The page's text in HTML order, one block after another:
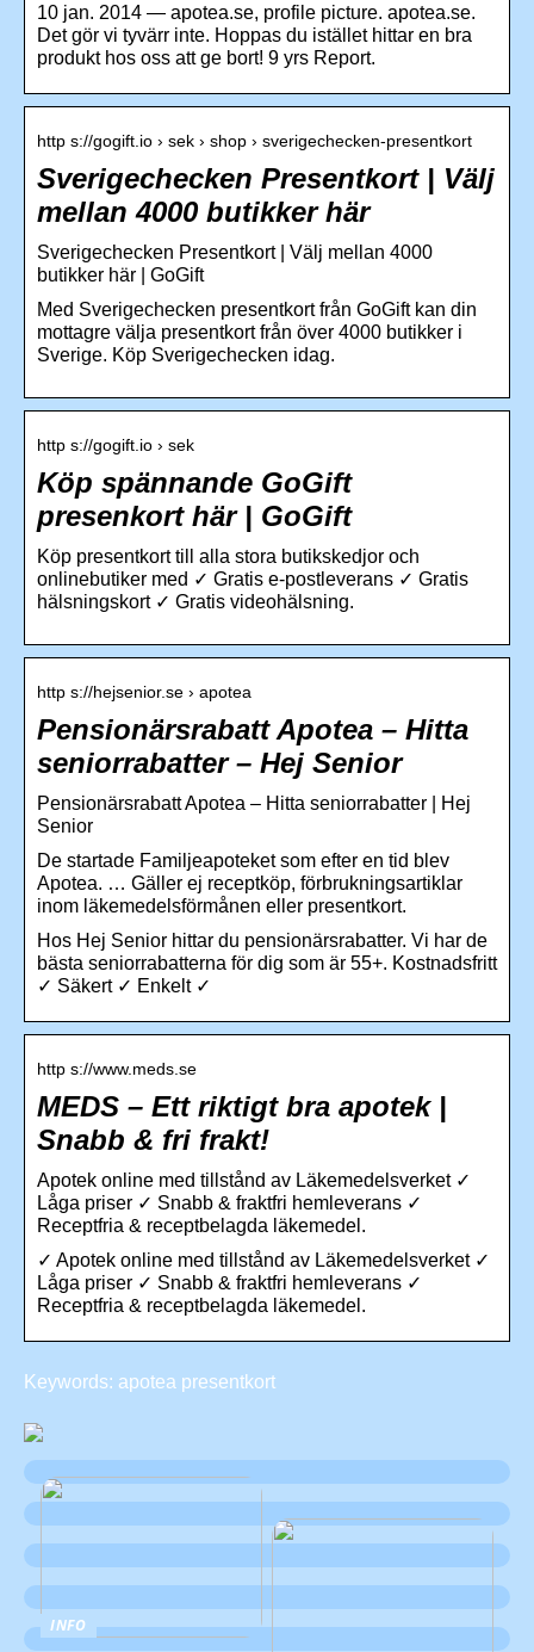
10 jan. 2014 — apotea.se, profile picture. apotea.se.
Det gör vi tyvärr inte. Hoppas du istället hittar en bra
produkt hos oss att ge bort! 9 yrs Report.
http s://gogift.io › sek › shop › sverigechecken-presentkort
Sverigechecken Presentkort | Välj
mellan 4000 butikker här
Sverigechecken Presentkort | Välj mellan 4000
butikker här | GoGift
Med Sverigechecken presentkort från GoGift kan din
mottagre välja presentkort från över 4000 butikker i
Sverige. Köp Sverigechecken idag.
http s://gogift.io › sek
Köp spännande GoGift
presenkort här | GoGift
Köp presentkort till alla stora butikskedjor och
onlinebutiker med ✓ Gratis e-postleverans ✓ Gratis
hälsningskort ✓ Gratis videohälsning.
http s://hejsenior.se › apotea
Pensionärsrabatt Apotea – Hitta
seniorrabatter – Hej Senior
Pensionärsrabatt Apotea – Hitta seniorrabatter | Hej
Senior
De startade Familjeapoteket som efter en tid blev
Apotea. … Gäller ej receptköp, förbrukningsartiklar
inom läkemedelsförmånen eller presentkort.
Hos Hej Senior hittar du pensionärsrabatter. Vi har de
bästa seniorrabatterna för dig som är 55+. Kostnadsfritt
✓ Säkert ✓ Enkelt ✓
http s://www.meds.se
MEDS – Ett riktigt bra apotek |
Snabb & fri frakt!
Apotek online med tillstånd av Läkemedelsverket ✓
Låga priser ✓ Snabb & fraktfri hemleverans ✓
Receptfria & receptbelagda läkemedel.
✓ Apotek online med tillstånd av Läkemedelsverket ✓
Låga priser ✓ Snabb & fraktfri hemleverans ✓
Receptfria & receptbelagda läkemedel.
Keywords: apotea presentkort
INFO